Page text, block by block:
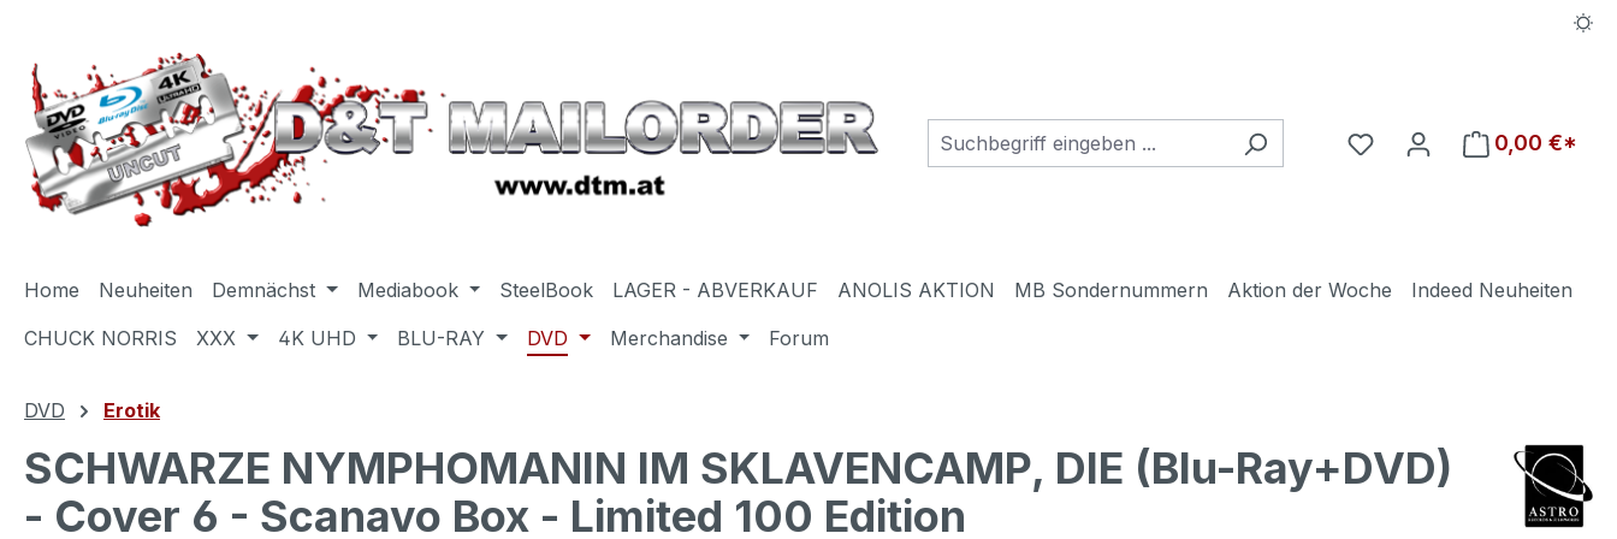
Du hast 0 Produkte auf
0,00 €*
Home Neuheiten Demnächst Mediabook SteelBook LAGER - ABVERKAUF ANOLIS AKTION MB Sondernummern Aktion der Woche
Indeed Neuheiten
CHUCK NORRIS
XXX 4K UHD BLU-RAY DVD Merchandise Forum
DVD Erotik
SCHWARZE NYMPHOMANIN IM SKLAVENCAMP, DIE (Blu-Ray+DVD)
- Cover 6 - Scanavo Box - Limited 100 Edition